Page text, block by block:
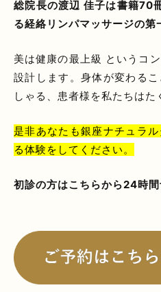
総院長の渡辺 佳子は書籍70
る経絡リンパマッサージの第
美は健康の最上級 というコ
設計します。身体が変わる
しゃる、患者様を私たちはた
是非あなたも銀座ナチュラ
る体験をしてください。
初診の方はこちらから24時間